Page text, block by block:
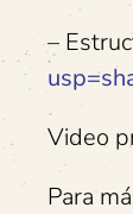
–
Video
Para